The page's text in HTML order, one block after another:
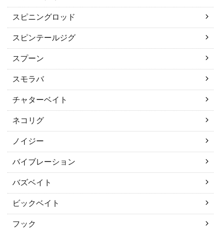
スピニングロッド
スピンテールジグ
スプーン
スモラバ
チャターベイト
ネコリグ
ノイジー
バイブレーション
バズベイト
ビックベイト
フック